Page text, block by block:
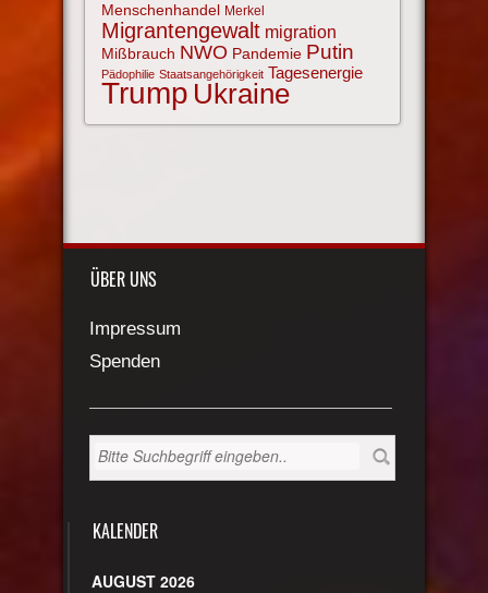
Menschenhandel Merkel
Migrantengewalt migration
Mißbrauch NWO Pandemie Putin
Pädophilie Staatsangehörigkeit Tagesenergie
Trump Ukraine
ÜBER UNS
Impressum
Spenden
KALENDER
AUGUST 2026